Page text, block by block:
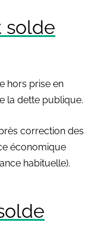
solde
hors prise en
la dette publique.
correction des
économique
habituelle).